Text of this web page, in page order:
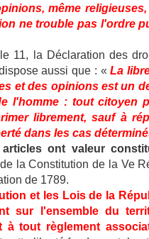
même
ne trouble pas l'ordre
11, la Déclaration des
aussi que : «La
et des opinions est un
l'homme : tout citoyen
librement, sauf à
dans les cas
ont valeur
la Constitution de la Ve
de 1789.
et les Lois de la
sur l'ensemble du
à tout règlement